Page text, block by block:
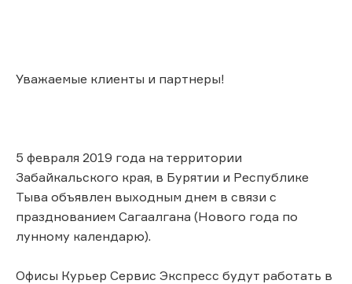
Уважаемые клиенты и партнеры!
5 февраля 2019 года на территории
Забайкальского края, в Бурятии и Республике
Тыва объявлен выходным днем в связи с
празднованием Сагаалгана (Нового года по
лунному календарю).
Офисы Курьер Сервис Экспресс будут работать в